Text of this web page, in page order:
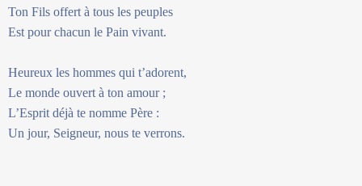
Ton Fils offert à tous les peuples
Est pour chacun le Pain vivant.
Heureux les hommes qui t’adorent,
Le monde ouvert à ton amour ;
L’Esprit déjà te nomme Père :
Un jour, Seigneur, nous te verrons.